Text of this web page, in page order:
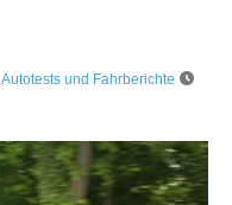
Autotests und Fahrberichte